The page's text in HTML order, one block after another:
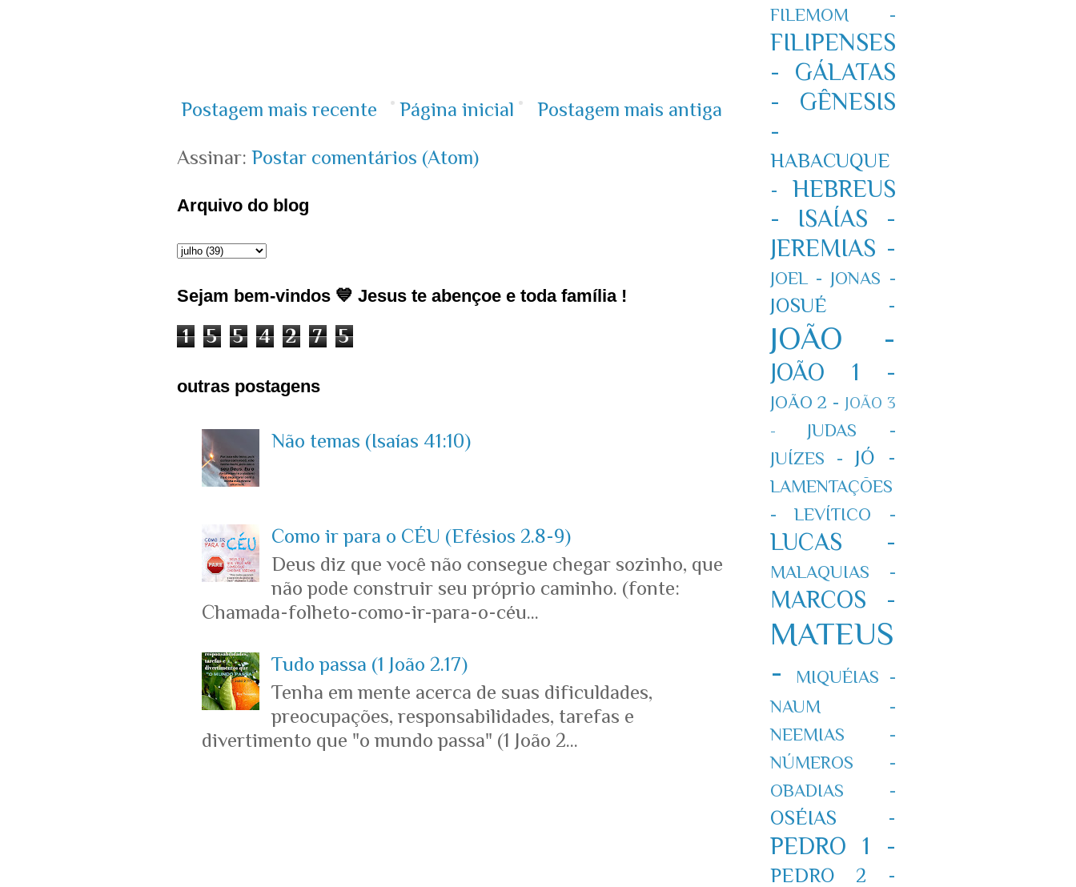
Postagem mais recente Postagem mais antiga
Página inicial
Assinar: Postar comentários (Atom)
Arquivo do blog
Sejam bem-vindos 💙 Jesus te abençoe e toda família !
1 5 5 4 2 7 5
outras postagens
Não temas (Isaías 41:10)
Como ir para o CÉU (Efésios 2.8-9)
Deus diz que você não consegue chegar sozinho, que
não pode construir seu próprio caminho. (fonte:
Chamada-folheto-como-ir-para-o-céu...
Tudo passa (1 João 2.17)
Tenha em mente acerca de suas dificuldades,
preocupações, responsabilidades, tarefas e
divertimento que "o mundo passa" (1 João 2...
FILEMOM -
FILIPENSES
-
GÁLATAS
-
GÊNESIS
-
HABACUQUE
-
HEBREUS
-
ISAÍAS -
JEREMIAS -
JOEL - JONAS -
JOSUÉ -
JOÃO -
JOÃO 1 -
JOÃO 2 - JOÃO 3
-
JUDAS -
JUÍZES -
JÓ -
LAMENTAÇÕES
-
LEVÍTICO -
LUCAS -
MALAQUIAS -
MARCOS -
MATEUS
-
MIQUÉIAS -
NAUM -
NEEMIAS -
NÚMEROS -
OBADIAS -
OSÉIAS -
PEDRO 1 -
PEDRO 2 -